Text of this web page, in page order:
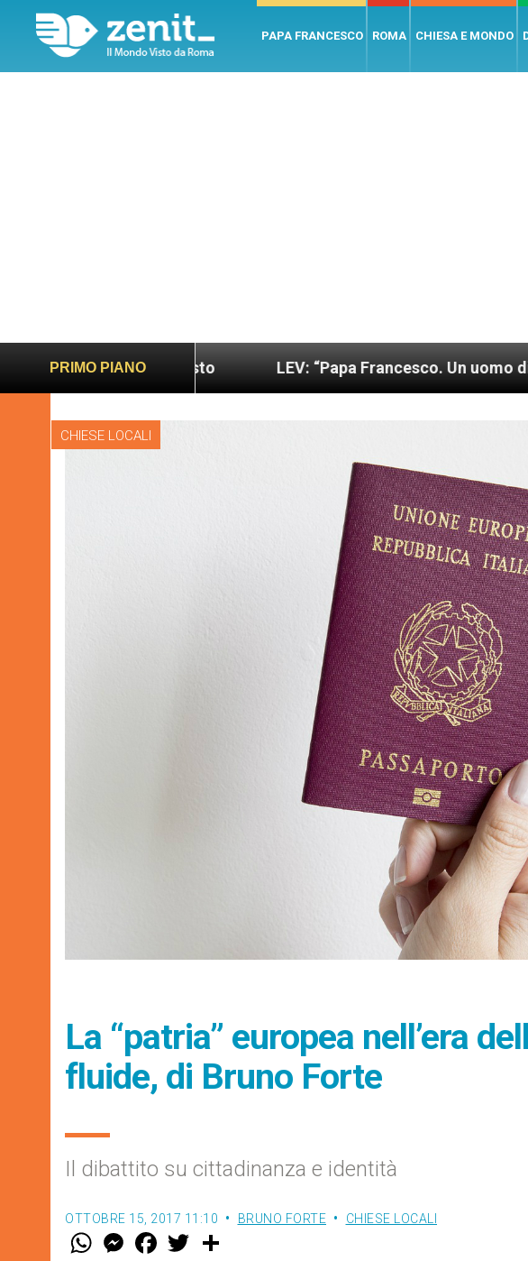
PAPA FRANCESCO ROMA CHIESA E MONDO
PRIMO PIANO
e giusto LEV: “Papa Francesco. Un uomo di parola”,
CHIESE LOCALI
La “patria” europea nell’era
fluide, di Bruno Forte
Il dibattito su cittadinanza e identità
OTTOBRE 15, 2017 11:10 BRUNO FORTE CHIESE LOCALI
W M
e
F
a w